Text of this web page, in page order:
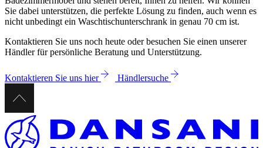
Sie dabei unterstützen, die perfekte Lösung zu finden, auch wenn es
nicht unbedingt ein Waschtischunterschrank in genau 70 cm ist.
Kontaktieren Sie uns noch heute oder besuchen Sie einen unserer
Händler für persönliche Beratung und Unterstützung.
Kontaktieren Sie uns hier Händlersuche